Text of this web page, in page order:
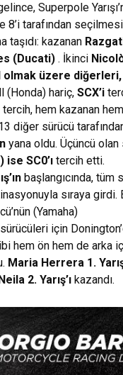
Superpole
8’i tarafından
taşıdı: kazanan
(Ducati) . İkinci
olmak üzere diğerleri,
(Honda) hariç, SCX’i
hem kazanan
diğer sürücü
yana oldu. Üçüncü olan
ise SC0’ı tercih etti.
başlangıcında, tüm
sıraya girdi.
(Yamaha)
sürücüleri için
hem ön hem de arka
Maria Herrera 1.
2. Yarış’ı kazandı.